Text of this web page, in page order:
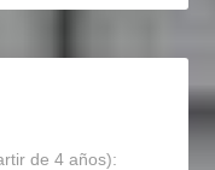
de 4 años):